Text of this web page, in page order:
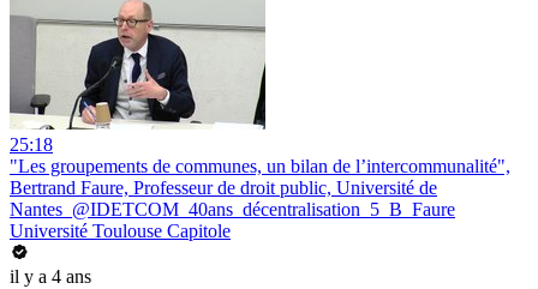
25:18
"Les groupements de communes, un bilan de l’intercommunalité",
Bertrand Faure, Professeur de droit public, Université de
Nantes_@IDETCOM_40ans_décentralisation_5_B_Faure
Université Toulouse Capitole
il y a 4 ans